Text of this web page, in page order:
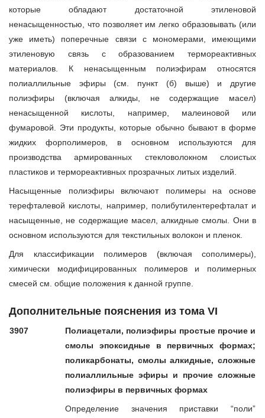
которые обладают достаточной этиленовой
ненасыщенностью, что позволяет им легко образовывать (или
уже иметь) поперечные связи с мономерами, имеющими
этиленовую связь с образованием термореактивных
материалов. К ненасыщенным полиэфирам относятся
полиаллильные эфиры (см. пункт (б) выше) и другие
полиэфиры (включая алкиды, не содержащие масел)
ненасыщенной кислоты, например, малеиновой или
фумаровой. Эти продукты, которые обычно бывают в форме
жидких форполимеров, в основном используются для
производства армированных стекловолокном слоистых
пластиков и термореактивных прозрачных литых изделий.
Насыщенные полиэфиры включают полимеры на основе
терефталевой кислоты, например, полибутилентерефталат и
насыщенные, не содержащие масел, алкидные смолы. Они в
основном используются для текстильных волокон и пленок.
Для классификации полимеров (включая сополимеры),
химически модифицированных полимеров и полимерных
смесей см. общие положения к данной группе.
Дополнительные пояснения из тома VI
3907
Полиацетали, полиэфиры простые прочие и
смолы эпоксидные в первичных формах;
поликарбонаты, смолы алкидные, сложные
полиаллильные эфиры и прочие сложные
полиэфиры в первичных формах
Определение значения приставки “поли”